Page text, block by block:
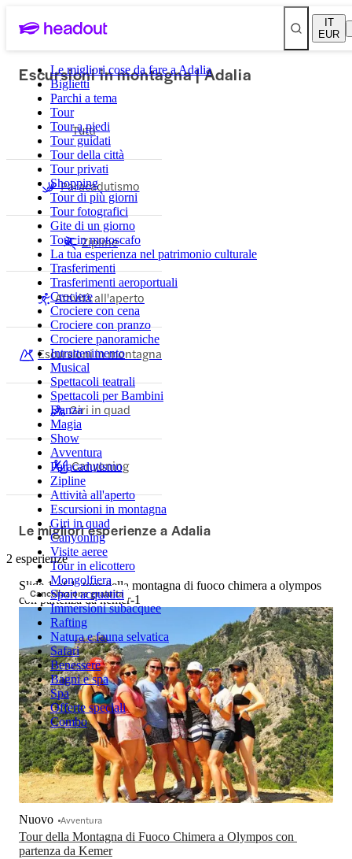
IT
EUR
Le migliori cose da fare a Adalia
Biglietti
Parchi a tema
Tour
Tour a piedi
Tour guidati
Tour della città
Tour privati
Shopping
Tour di più giorni
Tour fotografici
Gite di un giorno
Tour in motoscafo
La tua esperienza nel patrimonio culturale
Trasferimenti
Trasferimenti aeroportuali
Crociere
Crociere con cena
Crociere con pranzo
Crociere panoramiche
Intrattenimento
Musical
Spettacoli teatrali
Spettacoli per Bambini
Danza
Magia
Show
Avventura
Paracadutismo
Zipline
Attività all'aperto
Escursioni in montagna
Giri in quad
Canyoning
Visite aeree
Tour in elicottero
Mongolfiera
Sport acquatici
Immersioni subacquee
Rafting
Natura e fauna selvatica
Safari
Benessere
Bagni e spa
Spa
Offerte speciali
Combo
Escursioni in montagna | Adalia
Tutti
Paracadutismo
Zipline
Attività all'aperto
Escursioni in montagna
Giri in quad
Canyoning
Le migliori esperienze a Adalia
2 esperienze
Cancellazione gratuita
Slide 1 of 1, tour della montagna di fuoco chimera a olympos
con partenza da kemer-1
Tour della Montagna di Fuoco Chimera a Olympos con
partenza da Kemer
Nuovo Avventura